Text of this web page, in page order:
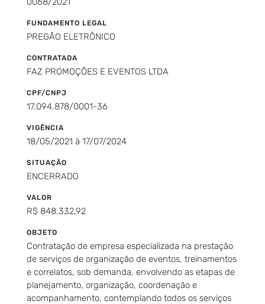
FUNDAMENTO LEGAL
PREGÃO ELETRÔNICO
CONTRATADA
FAZ PROMOÇÕES E EVENTOS LTDA
CPF/CNPJ
17.094.878/0001-36
VIGÊNCIA
18/05/2021 à 17/07/2024
SITUAÇÃO
ENCERRADO
VALOR
R$ 848.332,92
OBJETO
Contratação de empresa especializada na prestação
de serviços de organização de eventos, treinamentos
e correlatos, sob demanda, envolvendo as etapas de
planejamento, organização, coordenação e
acompanhamento, contemplando todos os serviços